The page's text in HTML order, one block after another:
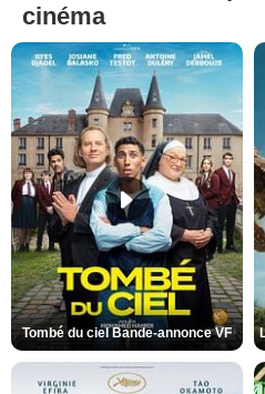
cinéma
Tombé du ciel Bande-annonce VF